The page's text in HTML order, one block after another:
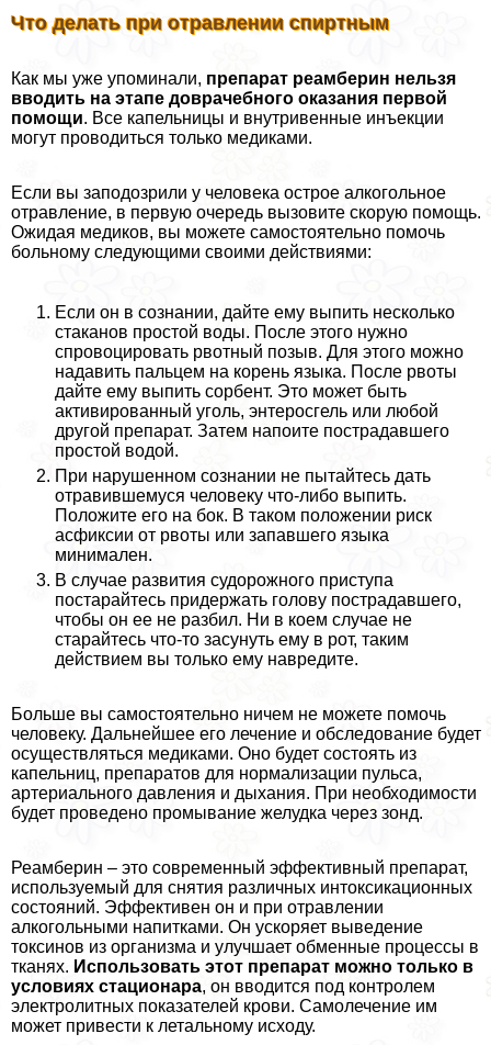
Что делать при отравлении спиртным
Как мы уже упоминали, препарат реамберин нельзя
вводить на этапе доврачебного оказания первой
помощи. Все капельницы и внутривенные инъекции
могут проводиться только медиками.
Если вы заподозрили у человека острое алкогольное
отравление, в первую очередь вызовите скорую помощь.
Ожидая медиков, вы можете самостоятельно помочь
больному следующими своими действиями:
Если он в сознании, дайте ему выпить несколько
стаканов простой воды. После этого нужно
спровоцировать рвотный позыв. Для этого можно
надавить пальцем на корень языка. После рвоты
дайте ему выпить сорбент. Это может быть
активированный уголь, энтеросгель или любой
другой препарат. Затем напоите пострадавшего
простой водой.
При нарушенном сознании не пытайтесь дать
отравившемуся человеку что-либо выпить.
Положите его на бок. В таком положении риск
асфиксии от рвоты или запавшего языка
минимален.
В случае развития судорожного приступа
постарайтесь придержать голову пострадавшего,
чтобы он ее не разбил. Ни в коем случае не
старайтесь что-то засунуть ему в рот, таким
действием вы только ему навредите.
Больше вы самостоятельно ничем не можете помочь
человеку. Дальнейшее его лечение и обследование будет
осуществляться медиками. Оно будет состоять из
капельниц, препаратов для нормализации пульса,
артериального давления и дыхания. При необходимости
будет проведено промывание желудка через зонд.
Реамберин – это современный эффективный препарат,
используемый для снятия различных интоксикационных
состояний. Эффективен он и при отравлении
алкогольными напитками. Он ускоряет выведение
токсинов из организма и улучшает обменные процессы в
тканях. Использовать этот препарат можно только в
условиях стационара, он вводится под контролем
электролитных показателей крови. Самолечение им
может привести к летальному исходу.